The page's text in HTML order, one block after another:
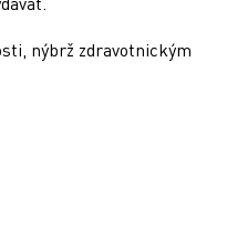
aby řešily
nýbrž zdravotnickým